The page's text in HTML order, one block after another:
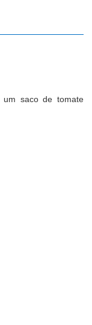
saco de tomate